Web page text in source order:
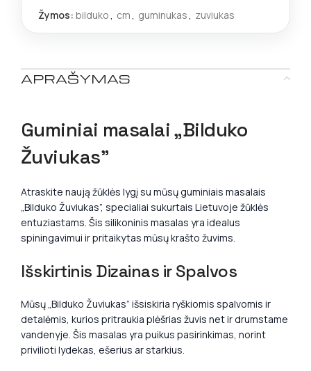
Žymos: bilduko cm guminukas zuviukas
APRAŠYMAS
Guminiai masalai „Bilduko
Žuviukas”
Atraskite naują žūklės lygį su mūsų guminiais masalais
„Bilduko Žuviukas”, specialiai sukurtais Lietuvoje žūklės
entuziastams. Šis silikoninis masalas yra idealus
spiningavimui ir pritaikytas mūsų krašto žuvims.
Išskirtinis Dizainas ir Spalvos
Mūsų „Bilduko Žuviukas” išsiskiria ryškiomis spalvomis ir
detalėmis, kurios pritraukia plėšrias žuvis net ir drumstame
vandenyje. Šis masalas yra puikus pasirinkimas, norint
privilioti lydekas, ešerius ar starkius.